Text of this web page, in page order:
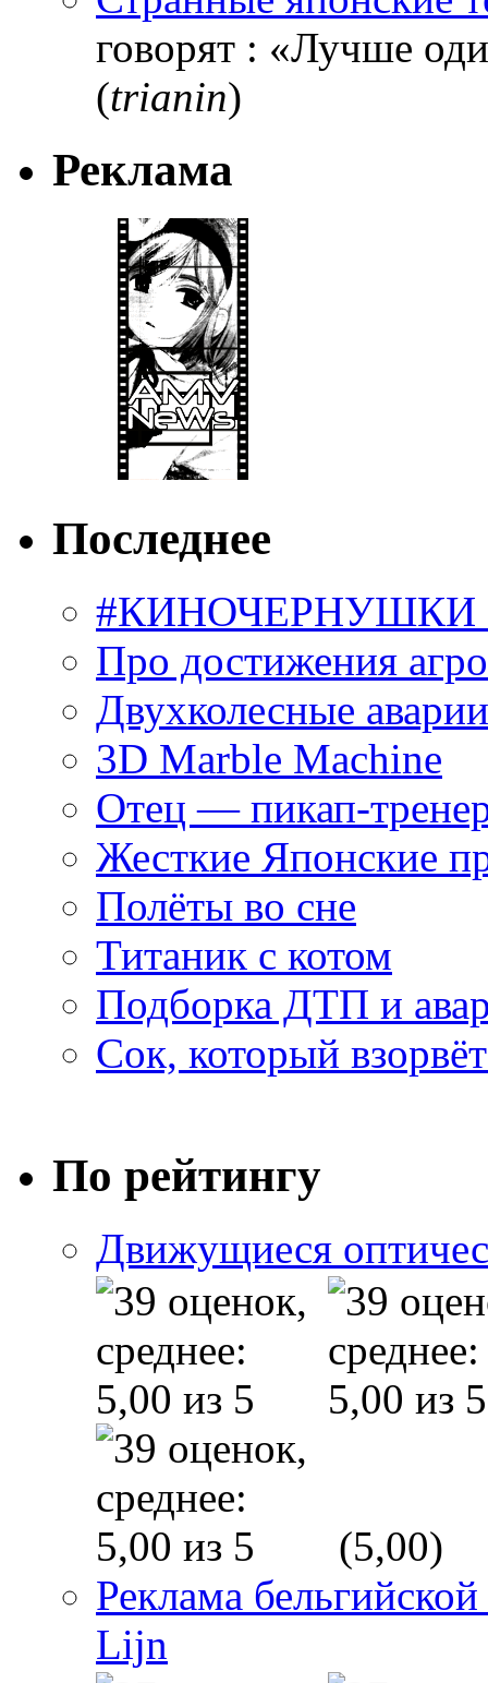
говорят : «Лучше
(trianin)
Реклама
Последнее
#КИНОЧЕРНУШКИ
Про достижения
Двухколесные
3D Marble Machine
Отец — пикап-
Жесткие Японские
Полёты во сне
Титаник с котом
Подборка ДТП и
Сок, который
По рейтингу
Движущиеся
(5,00)
Реклама
Lijn